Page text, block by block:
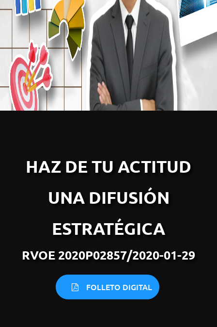
HAZ DE TU ACTITUD
UNA DIFUSIÓN
ESTRATÉGICA
RVOE 2020P02857/2020-01-29
FOLLETO DIGITAL